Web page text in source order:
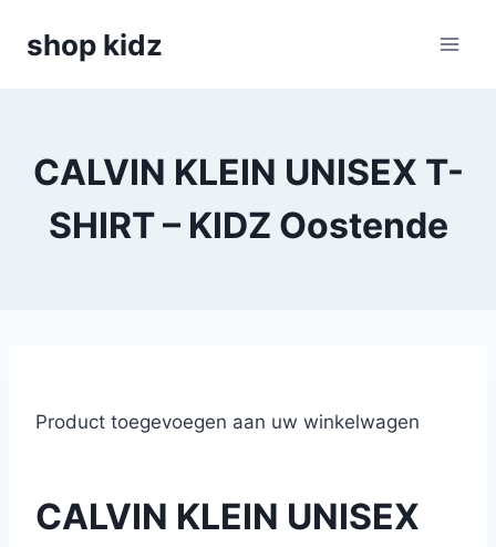
shop kidz
CALVIN KLEIN UNISEX T-
SHIRT – KIDZ Oostende
Product toegevoegen aan uw winkelwagen
CALVIN KLEIN UNISEX